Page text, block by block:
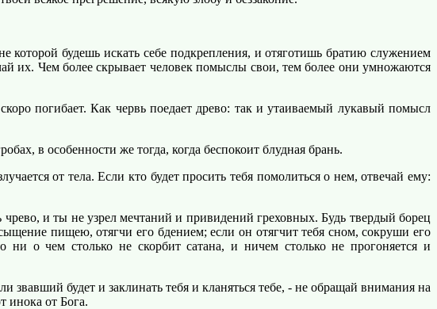
будешь искать себе подкрепления, и отяготишь братию служением
их. Чем более скрывает человек помыслы свои, тем более они умножаются
погибает. Как червь поедает древо: так и утаиваемый лукавый помысл
в особенности же тогда, когда беспокоит блудная брань.
от тела. Если кто будет просить тебя помолиться о нем, отвечай ему:
и ты не узрел мечтаний и привидений греховных. Будь твердый борец
пищею, отягчи его бдением; если он отягчит тебя сном, сокруши его
о чем столько не скорбит сатана, и ничем столько не прогоняется и
будет и заклинать тебя и кланяться тебе, - не обращай внимания на
инока от Бога.